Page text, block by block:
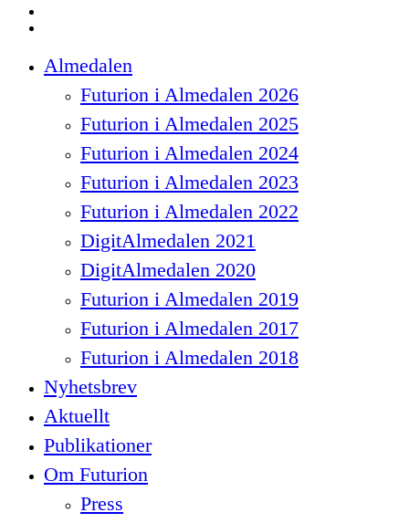
Menu
Almedalen
Futurion i Almedalen 2026
Futurion i Almedalen 2025
Futurion i Almedalen 2024
Futurion i Almedalen 2023
Futurion i Almedalen 2022
DigitAlmedalen 2021
DigitAlmedalen 2020
Futurion i Almedalen 2019
Futurion i Almedalen 2017
Futurion i Almedalen 2018
Nyhetsbrev
Aktuellt
Publikationer
Om Futurion
Press